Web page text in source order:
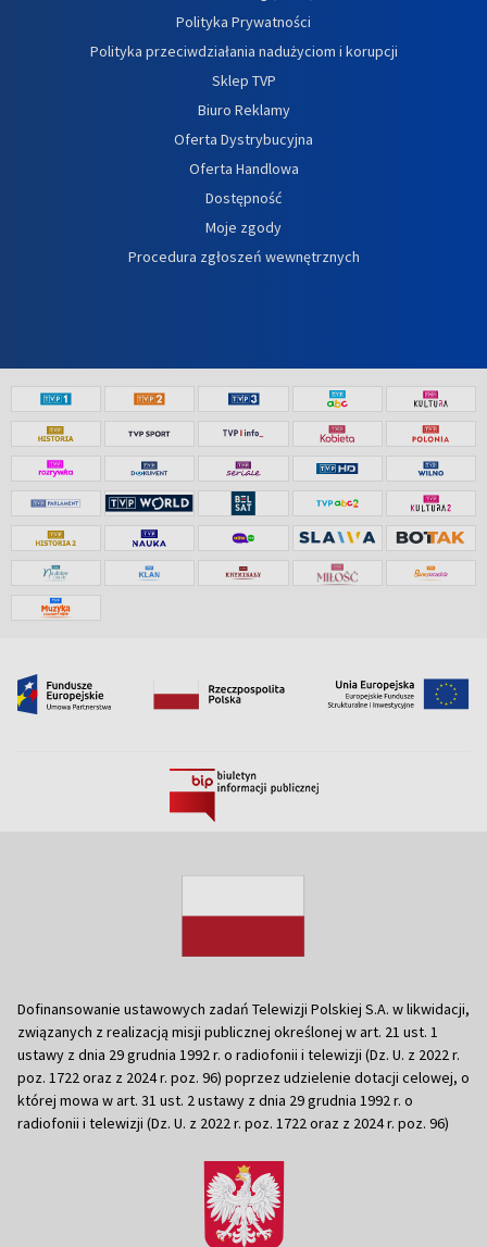
Polityka Prywatności
Polityka przeciwdziałania nadużyciom i korupcji
Sklep TVP
Biuro Reklamy
Oferta Dystrybucyjna
Oferta Handlowa
Dostępność
Moje zgody
Procedura zgłoszeń wewnętrznych
Dofinansowanie ustawowych zadań Telewizji Polskiej S.A. w likwidacji,
związanych z realizacją misji publicznej określonej w art. 21 ust. 1
ustawy z dnia 29 grudnia 1992 r. o radiofonii i telewizji (Dz. U. z 2022 r.
poz. 1722 oraz z 2024 r. poz. 96) poprzez udzielenie dotacji celowej, o
której mowa w art. 31 ust. 2 ustawy z dnia 29 grudnia 1992 r. o
radiofonii i telewizji (Dz. U. z 2022 r. poz. 1722 oraz z 2024 r. poz. 96)